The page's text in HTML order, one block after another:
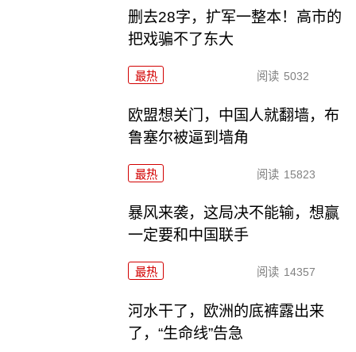
删去28字，扩军一整本！高市的
把戏骗不了东大
最热 阅读 5032
欧盟想关门，中国人就翻墙，布
鲁塞尔被逼到墙角
最热 阅读 15823
暴风来袭，这局决不能输，想赢
一定要和中国联手
最热 阅读 14357
河水干了，欧洲的底裤露出来
了，“生命线”告急